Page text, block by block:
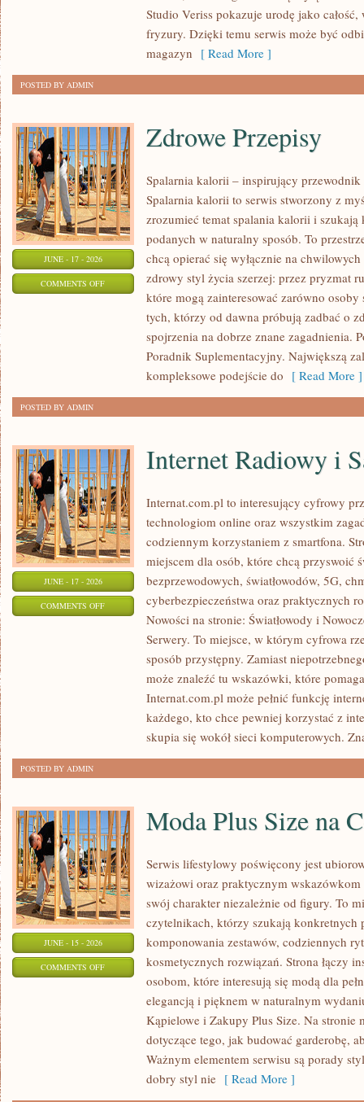
WIZAŻYSTÓWStudio Veriss pokazuje urodę jako
fryzury. Dzięki temu serwis może być
magazyn [ Read More ]
POSTED BY ADMIN
JUNE - 17 - 2026
COMMENTS OFFON
Zdrowe Przepisy
Spalarnia kalorii – inspirujący
Spalarnia kalorii to serwis stworzony z
zrozumieć temat spalania kalorii i
podanych w naturalny sposób. To
chcą opierać się wyłącznie na
zdrowy styl życia szerzej: przez pryzmat
które mogą zainteresować zarówno
tych, którzy od dawna próbują zadbać o
spojrzenia na dobrze znane zagadnienia.
Poradnik Suplementacyjny. Największą
kompleksowe podejście do [ Read More ]
POSTED BY ADMIN
JUNE - 17 - 2026
COMMENTS OFFON
SATELITARNY
Internet Radiowy i
Internat.com.pl to interesujący cyfrowy
technologiom online oraz wszystkim
codziennym korzystaniem z smartfona.
miejscem dla osób, które chcą przyswoić
bezprzewodowych, światłowodów, 5G,
cyberbezpieczeństwa oraz praktycznych
Nowości na stronie: Światłowody i
Serwery. To miejsce, w którym cyfrowa
sposób przystępny. Zamiast
może znaleźć tu wskazówki, które
Internat.com.pl może pełnić funkcję
każdego, kto chce pewniej korzystać z
skupia się wokół sieci komputerowych.
POSTED BY ADMIN
JUNE - 15 - 2026
COMMENTS OFFON
Moda Plus Size na
Serwis lifestylowy poświęcony jest
wizażowi oraz praktycznym
swój charakter niezależnie od figury. To
czytelnikach, którzy szukają konkretnych
komponowania zestawów, codziennych
kosmetycznych rozwiązań. Strona łączy
osobom, które interesują się modą dla
elegancją i pięknem w naturalnym
Kąpielowe i Zakupy Plus Size. Na stronie
dotyczące tego, jak budować garderobę,
Ważnym elementem serwisu są porady
dobry styl nie [ Read More ]